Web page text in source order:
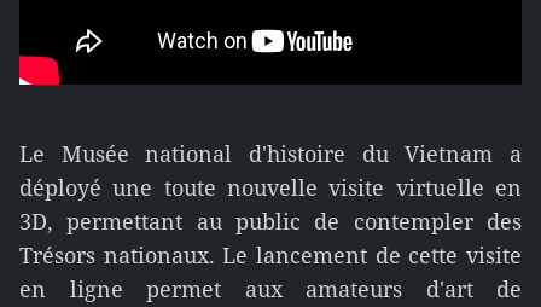
Le Musée national d'histoire du Vietnam a
déployé une toute nouvelle visite virtuelle en
3D, permettant au public de contempler des
Trésors nationaux. Le lancement de cette visite
en ligne permet aux amateurs d'art de